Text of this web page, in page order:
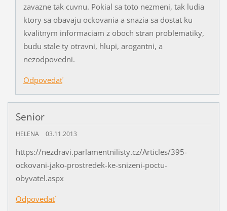
zavazne tak cuvnu. Pokial sa toto nezmeni, tak ludia
ktory sa obavaju ockovania a snazia sa dostat ku
kvalitnym informaciam z oboch stran problematiky,
budu stale ty otravni, hlupi, arogantni, a
nezodpovedni.
Odpovedať
Senior
HELENA 03.11.2013
https://nezdravi.parlamentnilisty.cz/Articles/395-
ockovani-jako-prostredek-ke-snizeni-poctu-
obyvatel.aspx
Odpovedať